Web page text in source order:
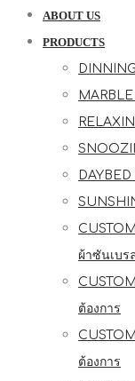
ABOUT US
PRODUCTS
DAYBED
ผ้าซันเบร
ต้องการ
ต้องการ